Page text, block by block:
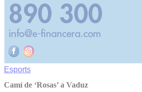
Esports
Camí de ‘Rosas’ a Vaduz